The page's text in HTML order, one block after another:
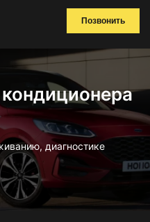
Позвонить
диагностике